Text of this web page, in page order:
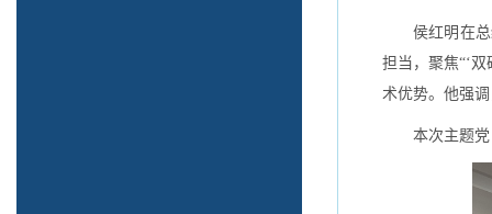
侯红明在
担当，聚焦“‘
术优势。他强
本次主题